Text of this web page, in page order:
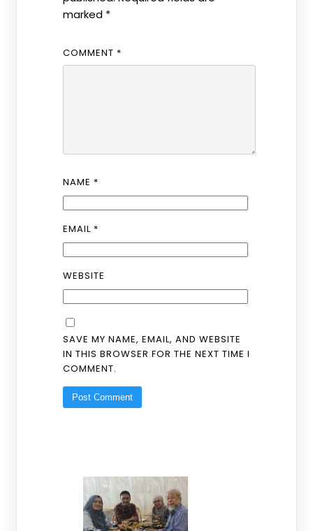
marked *
COMMENT *
NAME *
EMAIL *
WEBSITE
SAVE MY NAME, EMAIL, AND WEBSITE
IN THIS BROWSER FOR THE NEXT TIME I
COMMENT.